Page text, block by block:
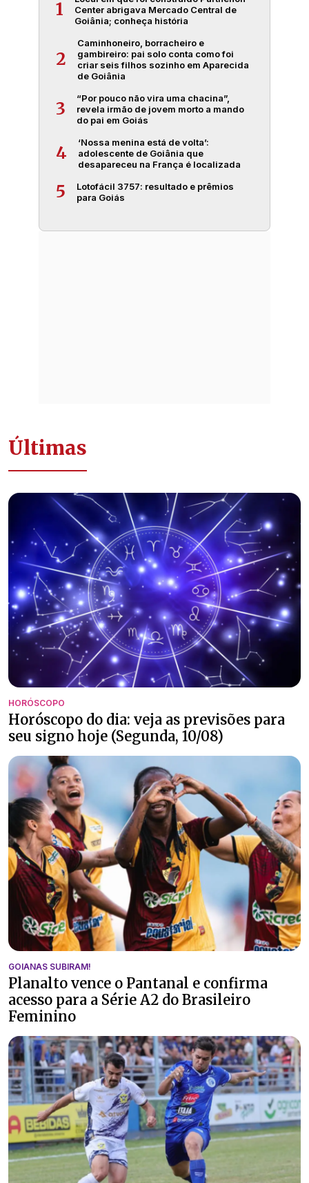
1
Center abrigava Mercado Central de
Goiânia; conheça história
2
Caminhoneiro, borracheiro e
gambireiro: pai solo conta como foi
criar seis filhos sozinho em Aparecida
de Goiânia
3
“Por pouco não vira uma chacina”,
revela irmão de jovem morto a mando
do pai em Goiás
4
‘Nossa menina está de volta’:
adolescente de Goiânia que
desapareceu na França é localizada
5
Lotofácil 3757: resultado e prêmios
para Goiás
Últimas
HORÓSCOPO
Horóscopo do dia: veja as previsões para
seu signo hoje (Segunda, 10/08)
GOIANAS SUBIRAM!
Planalto vence o Pantanal e confirma
acesso para a Série A2 do Brasileiro
Feminino